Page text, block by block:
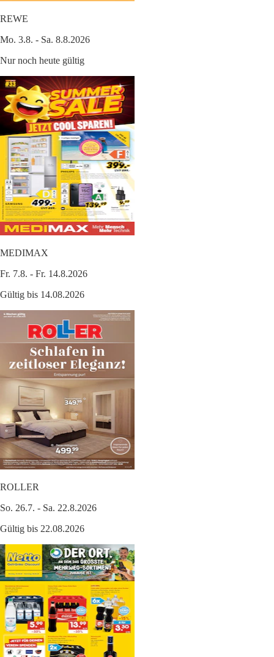
REWE
Mo. 3.8. - Sa. 8.8.2026
Nur noch heute gültig
MEDIMAX
Fr. 7.8. - Fr. 14.8.2026
Gültig bis 14.08.2026
ROLLER
So. 26.7. - Sa. 22.8.2026
Gültig bis 22.08.2026